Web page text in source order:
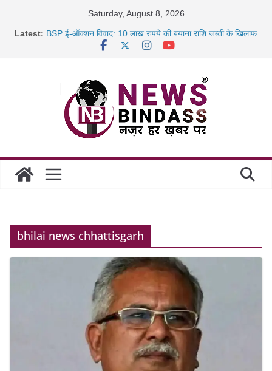
Saturday, August 8, 2026
Latest: BSP ई-ऑक्शन विवाद: 10 लाख रुपये की बयाना राशि जब्ती के खिलाफ
साइबर ठगी पर दुर्ग पुलिस का बड़ा एक्शन: 13 म्यूल बैंक खाताधारक
गिरफ्तार
bhilai news chhattisgarh